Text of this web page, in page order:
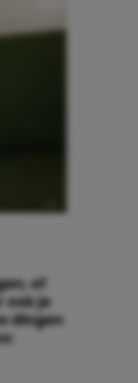
of
ook je
dingen